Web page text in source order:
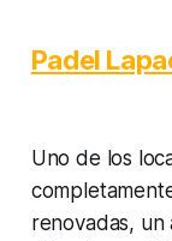
Padel
Uno de los
renovadas,